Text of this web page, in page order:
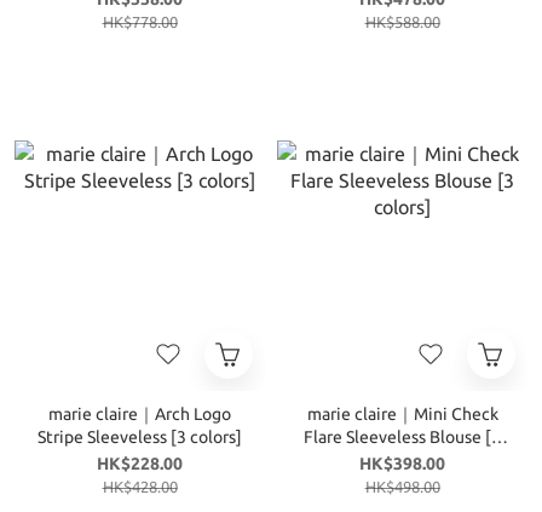
HK$778.00 HK$588.00
marie claire｜Arch Logo
Stripe Sleeveless [3 colors]
HK$228.00
HK$428.00
marie claire｜Mini Check
Flare Sleeveless Blouse [3
colors]
HK$398.00
HK$498.00